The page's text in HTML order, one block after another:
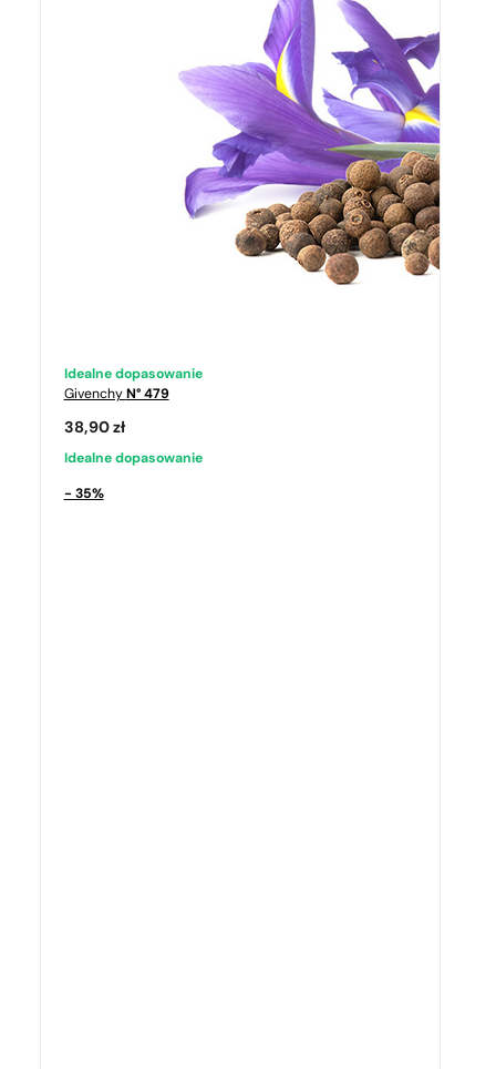
Idealne dopasowanie
Givenchy N° 479
38,90 zł
Idealne dopasowanie
- 35%